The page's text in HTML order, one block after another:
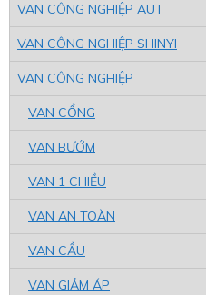
VAN CÔNG NGHIỆP AUT
VAN CÔNG NGHIỆP SHINYI
VAN CÔNG NGHIỆP
VAN CỔNG
VAN BƯỚM
VAN 1 CHIỀU
VAN AN TOÀN
VAN CẦU
VAN GIẢM ÁP